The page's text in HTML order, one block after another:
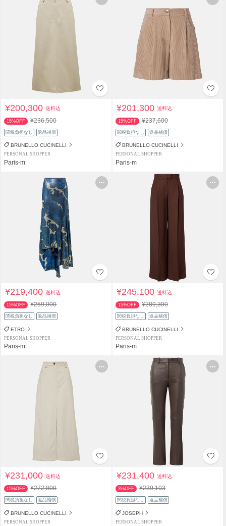
¥200,300送料込
15%OFF ¥236,500
関税負担なし 返品補償
BRUNELLO CUCINELLI
PERSONAL SHOPPER
Paris-m
¥201,300送料込
15%OFF ¥237,600
関税負担なし 返品補償
BRUNELLO CUCINELLI
PERSONAL SHOPPER
Paris-m
¥219,400送料込
15%OFF ¥259,000
関税負担なし 返品補償
ETRO
PERSONAL SHOPPER
Paris-m
¥245,100送料込
15%OFF ¥289,300
関税負担なし 返品補償
BRUNELLO CUCINELLI
PERSONAL SHOPPER
Paris-m
¥231,000送料込
15%OFF ¥272,800
関税負担なし 返品補償
BRUNELLO CUCINELLI
PERSONAL SHOPPER
¥231,400送料込
3%OFF ¥239,103
関税負担なし 返品補償
JOSEPH
PERSONAL SHOPPER